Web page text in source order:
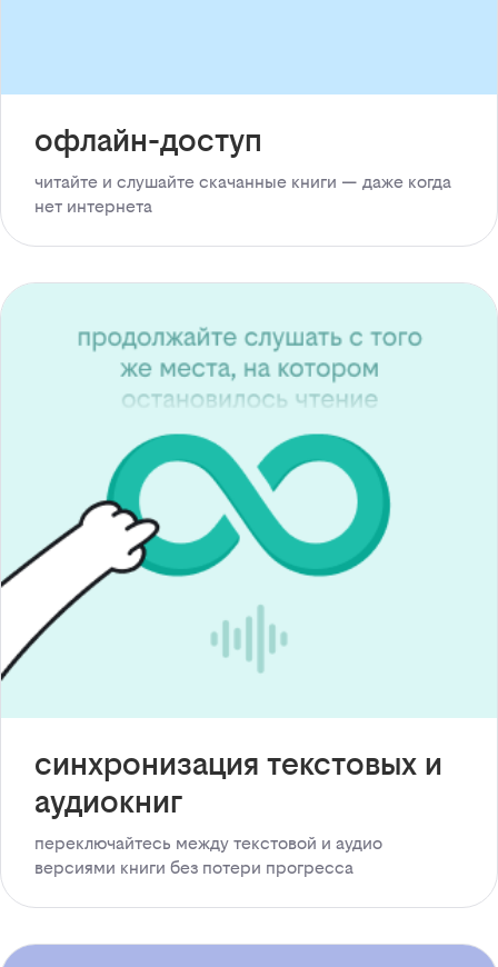
офлайн-доступ
читайте и слушайте скачанные книги — даже когда
нет интернета
синхронизация текстовых и
аудиокниг
переключайтесь между текстовой и аудио
версиями книги без потери прогресса